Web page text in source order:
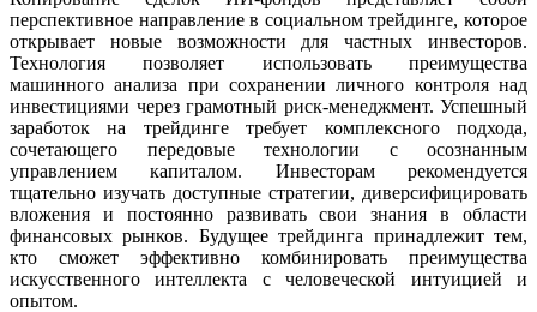
перспективное направление в социальном трейдинге, которое
открывает новые возможности для частных инвесторов.
Технология позволяет использовать преимущества
машинного анализа при сохранении личного контроля над
инвестициями через грамотный риск-менеджмент. Успешный
заработок на трейдинге требует комплексного подхода,
сочетающего передовые технологии с осознанным
управлением капиталом. Инвесторам рекомендуется
тщательно изучать доступные стратегии, диверсифицировать
вложения и постоянно развивать свои знания в области
финансовых рынков. Будущее трейдинга принадлежит тем,
кто сможет эффективно комбинировать преимущества
искусственного интеллекта с человеческой интуицией и
опытом.